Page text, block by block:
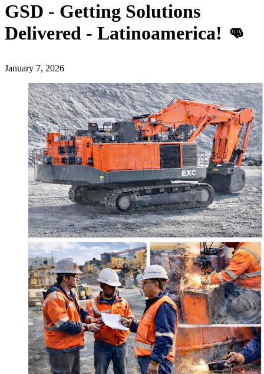
GSD - Getting Solutions
Delivered - Latinoamerica! 👊
January 7, 2026